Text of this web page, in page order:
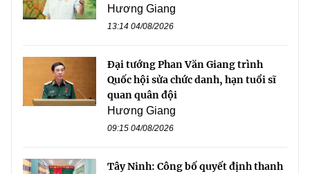
Hương Giang
13:14 04/08/2026
Đại tướng Phan Văn Giang trình
Quốc hội sửa chức danh, hạn tuổi sĩ
quan quân đội
Hương Giang
09:15 04/08/2026
Tây Ninh: Công bố quyết định thanh